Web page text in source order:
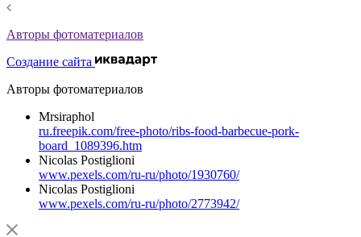
Авторы фотоматериалов
Создание сайта
Авторы фотоматериалов
Mrsiraphol
ru.freepik.com/free-photo/ribs-food-barbecue-pork-
board_1089396.htm
Nicolas Postiglioni
www.pexels.com/ru-ru/photo/1930760/
Nicolas Postiglioni
www.pexels.com/ru-ru/photo/2773942/